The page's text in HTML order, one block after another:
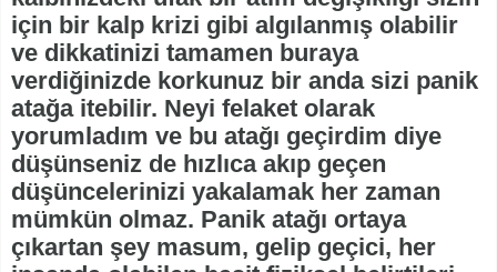
için bir kalp krizi gibi algılanmış olabilir
ve dikkatinizi tamamen buraya
verdiğinizde korkunuz bir anda sizi panik
atağa itebilir. Neyi felaket olarak
yorumladım ve bu atağı geçirdim diye
düşünseniz de hızlıca akıp geçen
düşüncelerinizi yakalamak her zaman
mümkün olmaz. Panik atağı ortaya
çıkartan şey masum, gelip geçici, her